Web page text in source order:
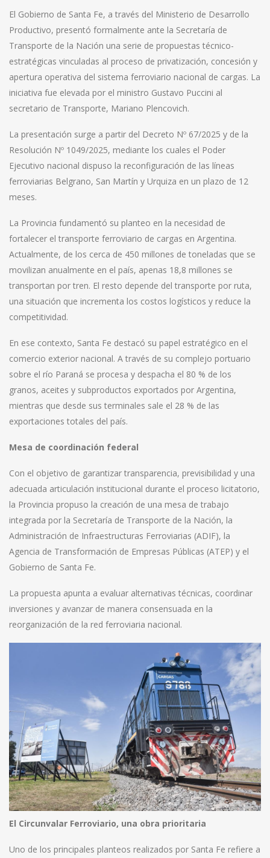
El Gobierno de Santa Fe, a través del Ministerio de Desarrollo
Productivo, presentó formalmente ante la Secretaría de
Transporte de la Nación una serie de propuestas técnico-
estratégicas vinculadas al proceso de privatización, concesión y
apertura operativa del sistema ferroviario nacional de cargas. La
iniciativa fue elevada por el ministro Gustavo Puccini al
secretario de Transporte, Mariano Plencovich.
La presentación surge a partir del Decreto Nº 67/2025 y de la
Resolución Nº 1049/2025, mediante los cuales el Poder
Ejecutivo nacional dispuso la reconfiguración de las líneas
ferroviarias Belgrano, San Martín y Urquiza en un plazo de 12
meses.
La Provincia fundamentó su planteo en la necesidad de
fortalecer el transporte ferroviario de cargas en Argentina.
Actualmente, de los cerca de 450 millones de toneladas que se
movilizan anualmente en el país, apenas 18,8 millones se
transportan por tren. El resto depende del transporte por ruta,
una situación que incrementa los costos logísticos y reduce la
competitividad.
En ese contexto, Santa Fe destacó su papel estratégico en el
comercio exterior nacional. A través de su complejo portuario
sobre el río Paraná se procesa y despacha el 80 % de los
granos, aceites y subproductos exportados por Argentina,
mientras que desde sus terminales sale el 28 % de las
exportaciones totales del país.
Mesa de coordinación federal
Con el objetivo de garantizar transparencia, previsibilidad y una
adecuada articulación institucional durante el proceso licitatorio,
la Provincia propuso la creación de una mesa de trabajo
integrada por la Secretaría de Transporte de la Nación, la
Administración de Infraestructuras Ferroviarias (ADIF), la
Agencia de Transformación de Empresas Públicas (ATEP) y el
Gobierno de Santa Fe.
La propuesta apunta a evaluar alternativas técnicas, coordinar
inversiones y avanzar de manera consensuada en la
reorganización de la red ferroviaria nacional.
El Circunvalar Ferroviario, una obra prioritaria
Uno de los principales planteos realizados por Santa Fe refiere a